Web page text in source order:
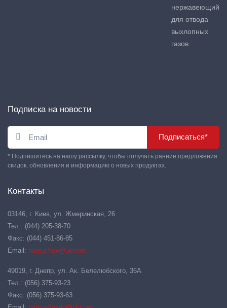
нержавеющий
для отвода
выхлопных
газов
Подписка на новости
Подписаться*
* Подпишитесь на нашу рассылку, чтобы получать ранние предложения
скидок, обновления и информацию о новых продуктах.
Контакты
03146, г. Киев, ул. Жмеринская, 26
Тел.: (044) 205-38-70
Факс: (044) 451-86-85
Email: hansa-flex@ukr.net
49019, г. Днепр, ул. Ак. Белелюбского, 36А
Тел.: (056) 375-93-23
Факс: (056) 375-93-63